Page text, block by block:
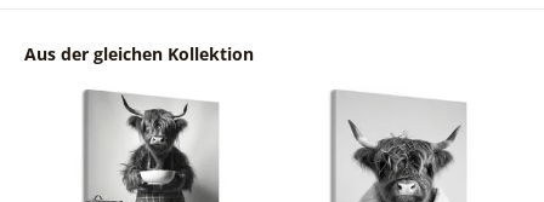
Aus der gleichen Kollektion